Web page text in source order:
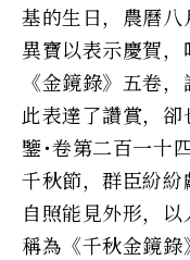
基的生日，農曆
異寶以表示慶賀
《金鏡錄》五卷
此表達了讚賞，
鑒･卷第二百一十
千秋節，群臣紛
自照能見外形，以
稱為《千秋金鏡